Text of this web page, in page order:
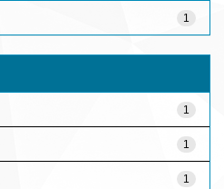
1
1
1
1